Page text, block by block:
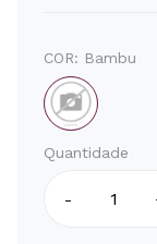
COR: Bambu
Quantidade
-